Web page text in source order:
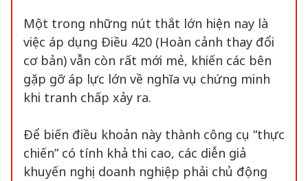
Một trong những nút thắt lớn hiện nay là
việc áp dụng Điều 420 (Hoàn cảnh thay đổi
cơ bản) vẫn còn rất mới mẻ, khiến các bên
gặp gỡ áp lực lớn về nghĩa vụ chứng minh
khi tranh chấp xảy ra.
Để biến điều khoản này thành công cụ “thực
chiến” có tính khả thi cao, các diễn giả
khuyến nghị doanh nghiệp phải chủ động